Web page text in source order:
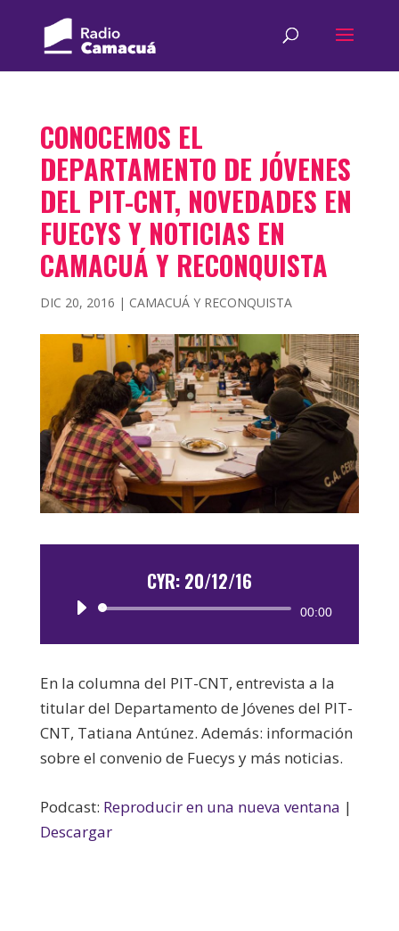
CONOCEMOS EL
DEPARTAMENTO DE JÓVENES
DEL PIT-CNT, NOVEDADES EN
FUECYS Y NOTICIAS EN
CAMACUÁ Y RECONQUISTA
DIC 20, 2016 | CAMACUÁ Y RECONQUISTA
CYR: 20/12/16
Reproductor
00:00
En la columna del PIT-CNT, entrevista a la
titular del Departamento de Jóvenes del PIT-
CNT, Tatiana Antúnez. Además: información
sobre el convenio de Fuecys y más noticias.
Podcast: Reproducir en una nueva ventana |
Descargar